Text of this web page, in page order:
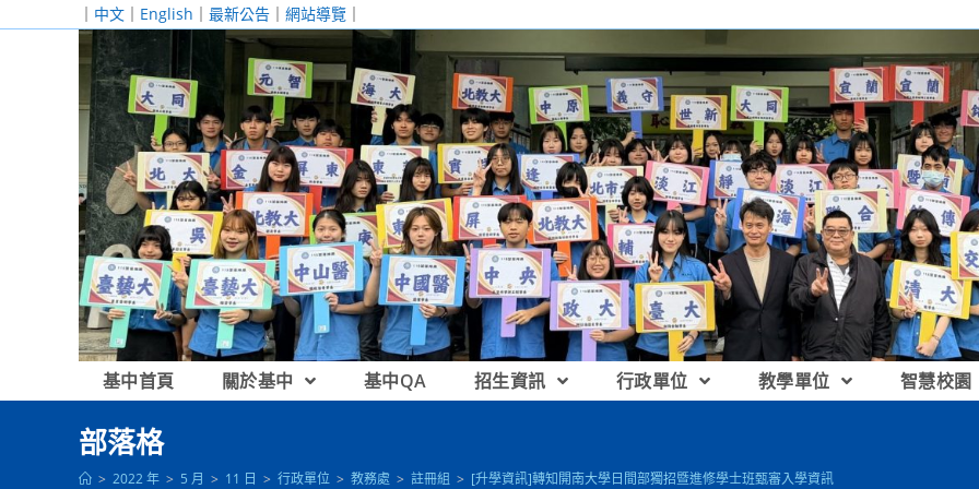
｜ 中文 ｜ English ｜ 最新公告 ｜ 網站導覽 ｜
基中首頁 關於基中 基中QA 招生資訊 行政單位 教學單位 智慧校園
部落格
> 2022 年 > 5 月 > 11 日 > 行政單位 > 教務處 > 註冊組 > [升學資訊]轉知開南大學日間部獨招暨進修學士班甄審入學資訊